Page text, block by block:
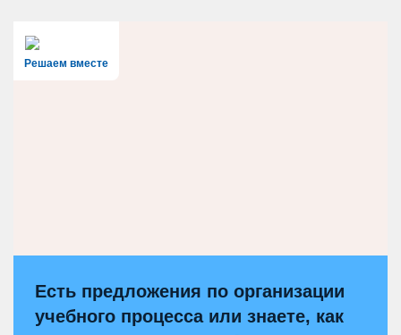
Решаем вместе
Есть предложения по организации
учебного процесса или знаете, как